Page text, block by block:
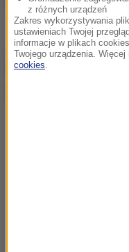
Źródło: RMF FM
chcesz widzieć więcej
Google
z różnych urządzeń
Zakres wykorzystywania
ustawieniach Twojej
informacje w plikach
Twojego urządzenia.
cookies.